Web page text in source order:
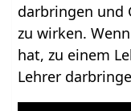
darbringen und
zu wirken.
hat, zu einem
Lehrer